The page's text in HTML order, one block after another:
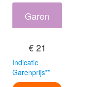
Garen
€ 21
Indicatie
Garenprijs**